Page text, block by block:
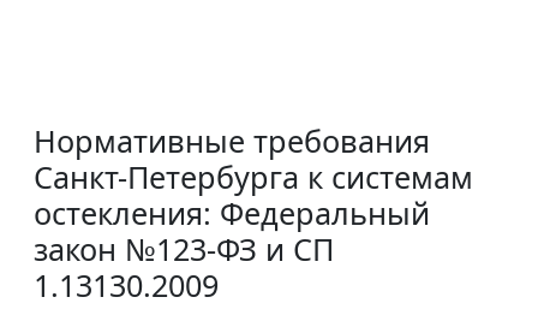
Нормативные требования
Санкт-Петербурга к системам
остекления: Федеральный
закон №123-ФЗ и СП
1.13130.2009